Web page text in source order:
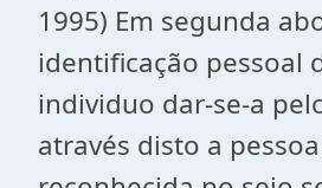
1995) Em segunda
identificação pessoal
individuo dar-se-a
através disto a